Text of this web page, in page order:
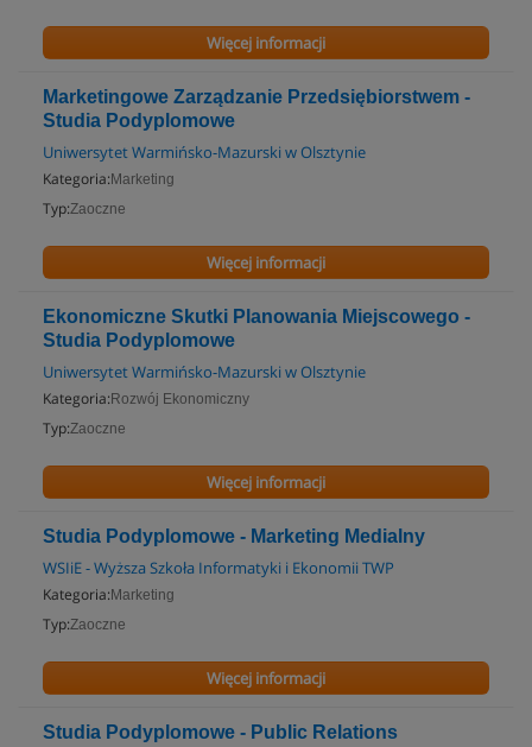
Więcej informacji
Marketingowe Zarządzanie Przedsiębiorstwem -
Studia Podyplomowe
Uniwersytet Warmińsko-Mazurski w Olsztynie
Kategoria: Marketing
Typ:Zaoczne
Więcej informacji
Ekonomiczne Skutki Planowania Miejscowego -
Studia Podyplomowe
Uniwersytet Warmińsko-Mazurski w Olsztynie
Kategoria: Rozwój Ekonomiczny
Typ:Zaoczne
Więcej informacji
Studia Podyplomowe - Marketing Medialny
WSIiE - Wyższa Szkoła Informatyki i Ekonomii TWP
Kategoria: Marketing
Typ:Zaoczne
Więcej informacji
Studia Podyplomowe - Public Relations